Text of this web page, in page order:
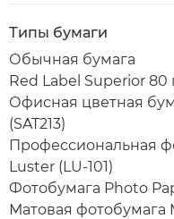
Типы бумаги
Обычная бумага
Red Label Superior 80
Офисная цветная
(SAT213)
Профессиональная
Luster (LU-101)
Фотобумага Photo
Матовая фотобумага